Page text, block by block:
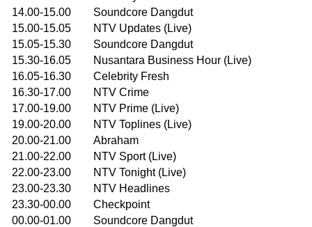
14.00-15.00 Soundcore Dangdut
15.00-15.05 NTV Updates (Live)
15.05-15.30 Soundcore Dangdut
15.30-16.05 Nusantara Business Hour (Live)
16.05-16.30 Celebrity Fresh
16.30-17.00 NTV Crime
17.00-19.00 NTV Prime (Live)
19.00-20.00 NTV Toplines (Live)
20.00-21.00 Abraham
21.00-22.00 NTV Sport (Live)
22.00-23.00 NTV Tonight (Live)
23.00-23.30 NTV Headlines
23.30-00.00 Checkpoint
00.00-01.00 Soundcore Dangdut